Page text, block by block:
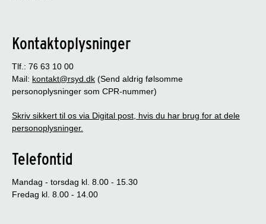
Kontaktoplysninger
Tlf.: 76 63 10 00
Mail: kontakt@rsyd.dk (Send aldrig følsomme
personoplysninger som CPR-nummer)
Skriv sikkert til os via Digital post, hvis du har brug for at dele
personoplysninger.
Telefontid
Mandag - torsdag kl. 8.00 - 15.30
Fredag kl. 8.00 - 14.00